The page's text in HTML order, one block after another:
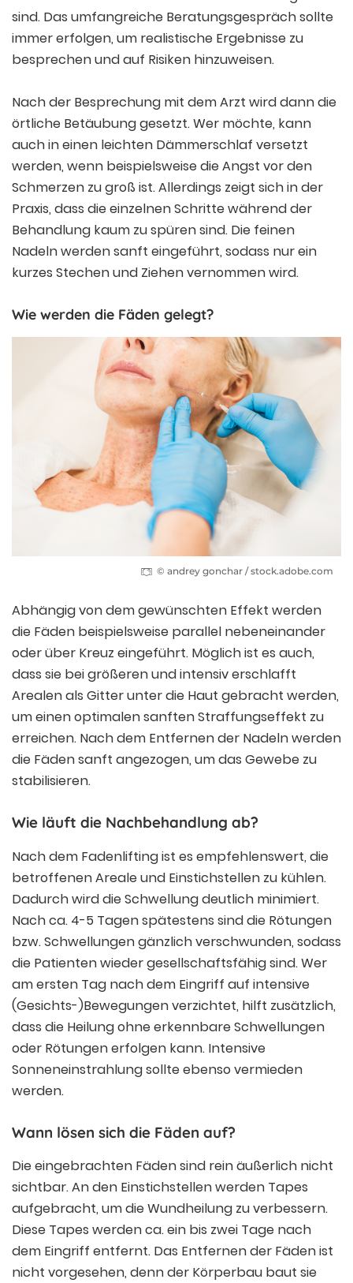
sind. Das umfangreiche Beratungsgespräch sollte
immer erfolgen, um realistische Ergebnisse zu
besprechen und auf Risiken hinzuweisen.
Nach der Besprechung mit dem Arzt wird dann die
örtliche Betäubung gesetzt. Wer möchte, kann
auch in einen leichten Dämmerschlaf versetzt
werden, wenn beispielsweise die Angst vor den
Schmerzen zu groß ist. Allerdings zeigt sich in der
Praxis, dass die einzelnen Schritte während der
Behandlung kaum zu spüren sind. Die feinen
Nadeln werden sanft eingeführt, sodass nur ein
kurzes Stechen und Ziehen vernommen wird.
Wie werden die Fäden gelegt?
© andrey gonchar / stock.adobe.com
Abhängig von dem gewünschten Effekt werden
die Fäden beispielsweise parallel nebeneinander
oder über Kreuz eingeführt. Möglich ist es auch,
dass sie bei größeren und intensiv erschlafft
Arealen als Gitter unter die Haut gebracht werden,
um einen optimalen sanften Straffungseffekt zu
erreichen. Nach dem Entfernen der Nadeln werden
die Fäden sanft angezogen, um das Gewebe zu
stabilisieren.
Wie läuft die Nachbehandlung ab?
Nach dem Fadenlifting ist es empfehlenswert, die
betroffenen Areale und Einstichstellen zu kühlen.
Dadurch wird die Schwellung deutlich minimiert.
Nach ca. 4-5 Tagen spätestens sind die Rötungen
bzw. Schwellungen gänzlich verschwunden, sodass
die Patienten wieder gesellschaftsfähig sind. Wer
am ersten Tag nach dem Eingriff auf intensive
(Gesichts-)Bewegungen verzichtet, hilft zusätzlich,
dass die Heilung ohne erkennbare Schwellungen
oder Rötungen erfolgen kann. Intensive
Sonneneinstrahlung sollte ebenso vermieden
werden.
Wann lösen sich die Fäden auf?
Die eingebrachten Fäden sind rein äußerlich nicht
sichtbar. An den Einstichstellen werden Tapes
aufgebracht, um die Wundheilung zu verbessern.
Diese Tapes werden ca. ein bis zwei Tage nach
dem Eingriff entfernt. Das Entfernen der Fäden ist
nicht vorgesehen, denn der Körperbau baut sie